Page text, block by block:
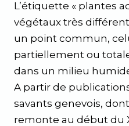
L’étiquette « plantes
végétaux très
un point commun,
partiellement ou
dans un milieu
A partir de
savants genevois,
remonte au début du